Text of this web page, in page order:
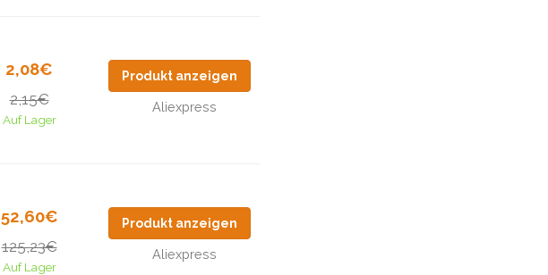
2,08€
2,15€
Auf Lager
Produkt anzeigen
Aliexpress
52,60€
125,23€
Auf Lager
Produkt anzeigen
Aliexpress